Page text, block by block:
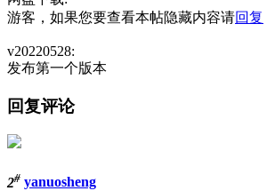
游客，如果您要查看本帖隐藏内容请回复
v20220528:
发布第一个版本
回复评论
2# yanuosheng